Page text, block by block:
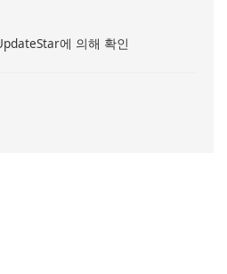
에 의해 확인